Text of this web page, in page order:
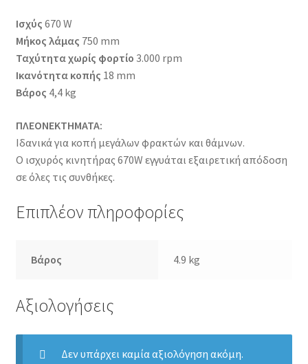
Ισχύς 670 W
Μήκος λάμας 750 mm
Ταχύτητα χωρίς φορτίο 3.000 rpm
Ικανότητα κοπής 18 mm
Βάρος 4,4 kg
ΠΛΕΟΝΕΚΤΗΜΑΤΑ:
Ιδανικά για κοπή μεγάλων φρακτών και θάμνων.
Ο ισχυρός κινητήρας 670W εγγυάται εξαιρετική απόδοση
σε όλες τις συνθήκες.
Επιπλέον πληροφορίες
Βάρος 4.9 kg
Αξιολογήσεις
Δεν υπάρχει καμία αξιολόγηση ακόμη.